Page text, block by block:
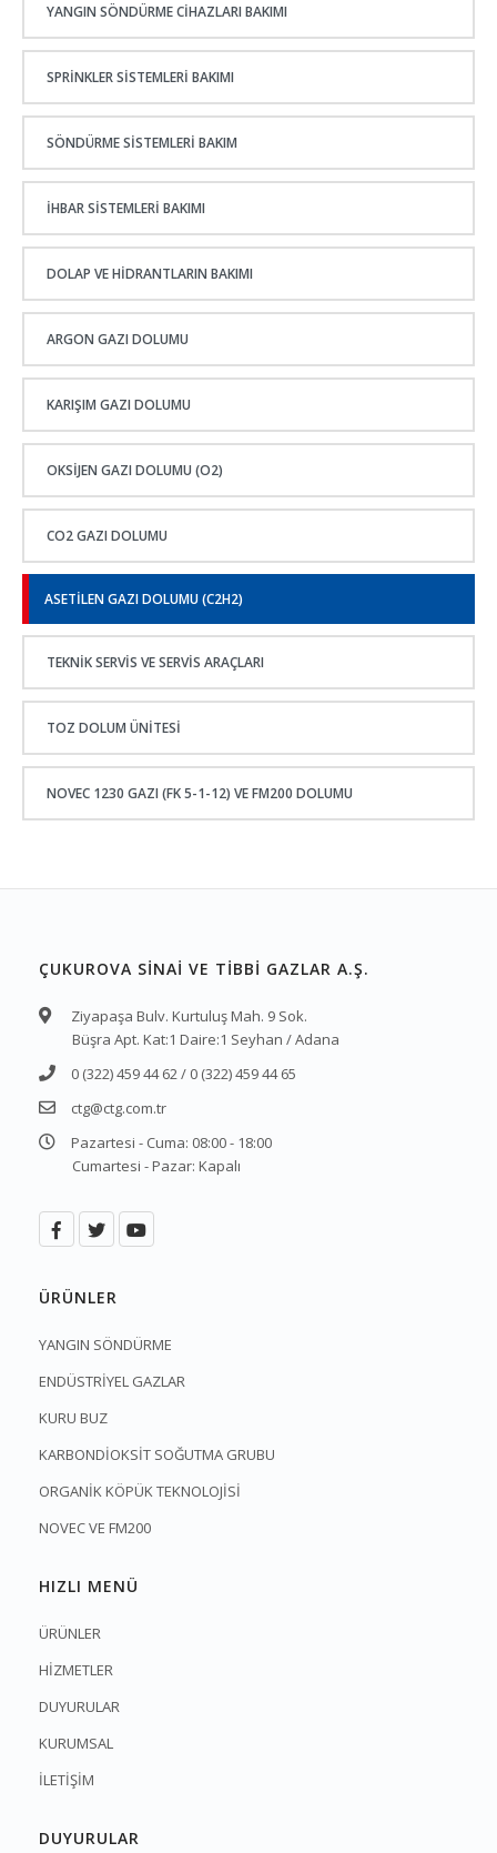
YANGIN SÖNDÜRME CIHAZLARI BAKIMI
SPRINKLER SISTEMLERI BAKIMI
SÖNDÜRME SISTEMLERI BAKIM
İHBAR SISTEMLERI BAKIMI
DOLAP VE HIDRANTLARIN BAKIMI
ARGON GAZI DOLUMU
KARIŞIM GAZI DOLUMU
OKSIJEN GAZI DOLUMU (O2)
CO2 GAZI DOLUMU
ASETILEN GAZI DOLUMU (C2H2)
TEKNİK SERVİS VE SERVİS ARAÇLARI
TOZ DOLUM ÜNITESI
NOVEC 1230 GAZI (FK 5-1-12) VE FM200 DOLUMU
ÇUKUROVA SİNAİ VE TİBBİ GAZLAR A.Ş.
Ziyapaşa Bulv. Kurtuluş Mah. 9 Sok.
Büşra Apt. Kat:1 Daire:1 Seyhan / Adana
0 (322) 459 44 62 / 0 (322) 459 44 65
ctg@ctg.com.tr
Pazartesi - Cuma: 08:00 - 18:00
Cumartesi - Pazar: Kapalı
ÜRÜNLER
YANGIN SÖNDÜRME
ENDÜSTRİYEL GAZLAR
KURU BUZ
KARBONDİOKSİT SOĞUTMA GRUBU
ORGANİK KÖPÜK TEKNOLOJİSİ
NOVEC VE FM200
HIZLI MENÜ
ÜRÜNLER
HİZMETLER
DUYURULAR
KURUMSAL
İLETİŞİM
DUYURULAR